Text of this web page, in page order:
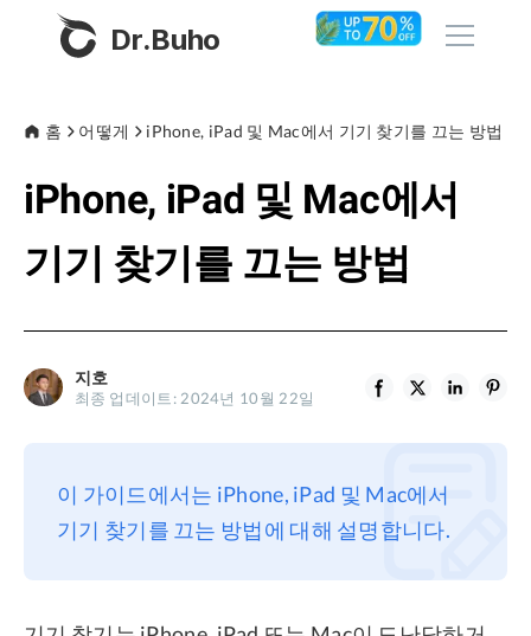
Dr.Buho
제품
BuhoCleaner
BuhoUnlocker
BuhoRepair
BuhoNTFS
스토어
소개
지원
홈 어떻게 iPhone, iPad 및 Mac에서 기기 찾기를 끄는 방법
iPhone, iPad 및 Mac에서
기기 찾기를 끄는 방법
지호
최종 업데이트: 2024년 10월 22일
이 가이드에서는 iPhone, iPad 및 Mac에서
기기 찾기를 끄는 방법에 대해 설명합니다.